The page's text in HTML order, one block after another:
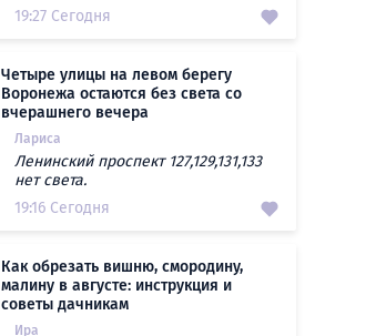
19:27 Сегодня
Четыре улицы на левом берегу
Воронежа остаются без света со
вчерашнего вечера
Лариса
Ленинский проспект 127,129,131,133
нет света.
19:16 Сегодня
Как обрезать вишню, смородину,
малину в августе: инструкция и
советы дачникам
Ира